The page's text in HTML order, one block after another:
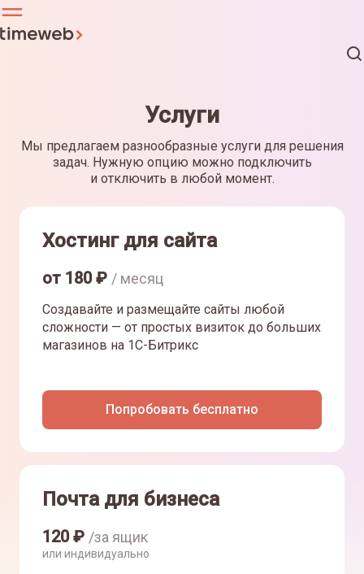
Услуги
Мы предлагаем разнообразные услуги для решения
задач. Нужную опцию можно подключить
и отключить в любой момент.
Хостинг для сайта
от 180₽ / месяц
Создавайте и размещайте сайты любой
сложности — от простых визиток до больших
магазинов на 1С-Битрикс
Попробовать бесплатно
Почта для бизнеса
120₽ /за ящик
или индивидуально